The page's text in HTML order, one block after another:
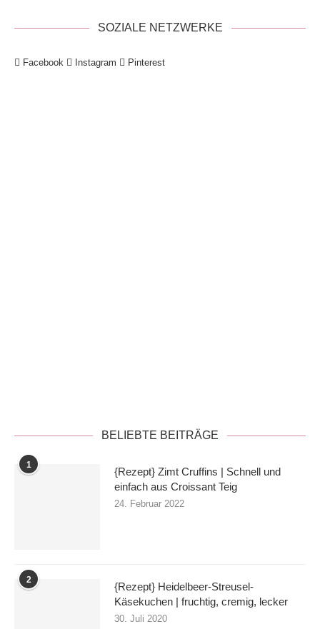
SOZIALE NETZWERKE
Facebook Instagram Pinterest
BELIEBTE BEITRÄGE
1
{Rezept} Zimt Cruffins | Schnell und
einfach aus Croissant Teig
24. Februar 2022
2
{Rezept} Heidelbeer-Streusel-
Käsekuchen | fruchtig, cremig, lecker
30. Juli 2020